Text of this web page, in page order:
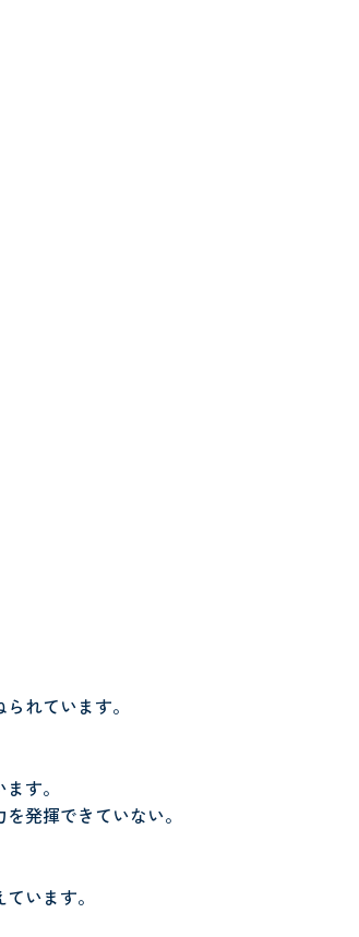
れています。
す。
発揮できていない。
います。